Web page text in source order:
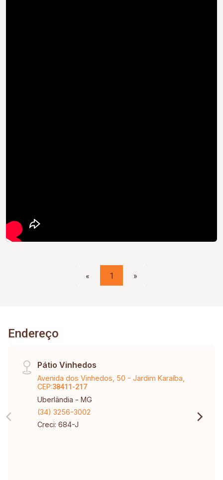
« 1 »
Endereço
Pátio Vinhedos
Avenida dos Vinhedos, 50 - Jardim Karaíba,
CEP:38411-217
Uberlândia - MG
(34) 3256-3002
Creci: 684-J